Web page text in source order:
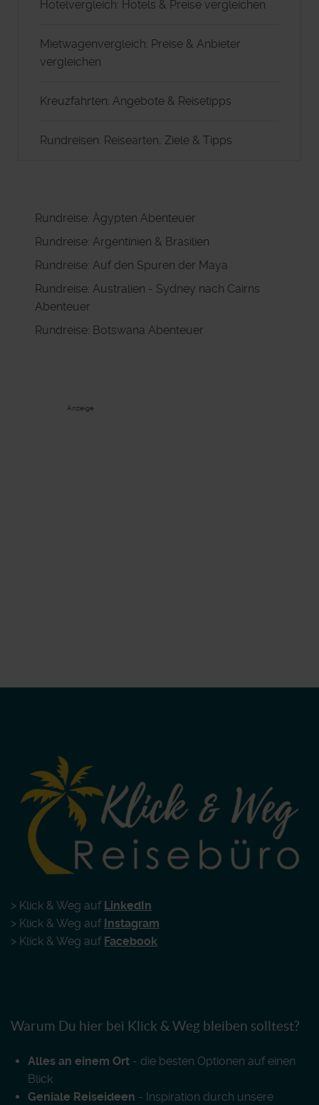
Hotelvergleich: Hotels & Preise vergleichen
Mietwagenvergleich: Preise & Anbieter
vergleichen
Kreuzfahrten: Angebote & Reisetipps
Rundreisen: Reisearten, Ziele & Tipps
Rundreise: Ägypten Abenteuer
Rundreise: Argentinien & Brasilien
Rundreise: Auf den Spuren der Maya
Rundreise: Australien - Sydney nach Cairns
Abenteuer
Rundreise: Botswana Abenteuer
Anzeige
> Klick & Weg auf LinkedIn
> Klick & Weg auf Instagram
> Klick & Weg auf Facebook
Warum Du hier bei Klick & Weg bleiben solltest?
Alles an einem Ort - die besten Optionen auf einen
Blick
Geniale Reiseideen - Inspiration durch unsere